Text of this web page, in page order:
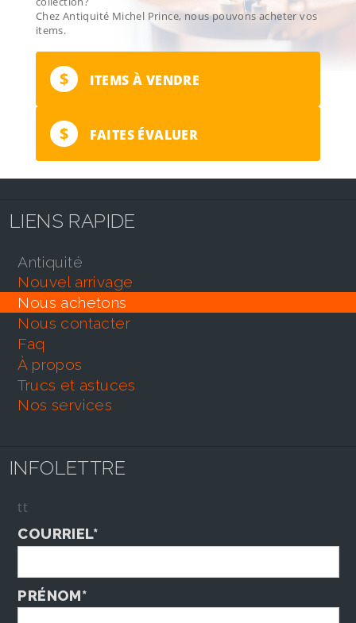
Chez Antiquité Michel Prince, nous pouvons acheter vos
items.
$ ITEMS À VENDRE
$ FAITES ÉVALUER
LIENS RAPIDE
antiquité
nouvel arrivage
nous achetons
nous contacter
faq
À propos
trucs et astuces
nos services
INFOLETTRE
tt
COURRIEL*
PRÉNOM*